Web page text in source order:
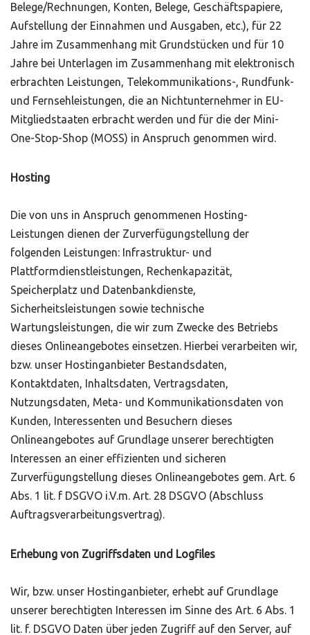
Belege/Rechnungen, Konten, Belege, Geschäftspapiere,
Aufstellung der Einnahmen und Ausgaben, etc.), für 22
Jahre im Zusammenhang mit Grundstücken und für 10
Jahre bei Unterlagen im Zusammenhang mit elektronisch
erbrachten Leistungen, Telekommunikations-, Rundfunk-
und Fernsehleistungen, die an Nichtunternehmer in EU-
Mitgliedstaaten erbracht werden und für die der Mini-
One-Stop-Shop (MOSS) in Anspruch genommen wird.
Hosting
Die von uns in Anspruch genommenen Hosting-
Leistungen dienen der Zurverfügungstellung der
folgenden Leistungen: Infrastruktur- und
Plattformdienstleistungen, Rechenkapazität,
Speicherplatz und Datenbankdienste,
Sicherheitsleistungen sowie technische
Wartungsleistungen, die wir zum Zwecke des Betriebs
dieses Onlineangebotes einsetzen. Hierbei verarbeiten wir,
bzw. unser Hostinganbieter Bestandsdaten,
Kontaktdaten, Inhaltsdaten, Vertragsdaten,
Nutzungsdaten, Meta- und Kommunikationsdaten von
Kunden, Interessenten und Besuchern dieses
Onlineangebotes auf Grundlage unserer berechtigten
Interessen an einer effizienten und sicheren
Zurverfügungstellung dieses Onlineangebotes gem. Art. 6
Abs. 1 lit. f DSGVO i.V.m. Art. 28 DSGVO (Abschluss
Auftragsverarbeitungsvertrag).
Erhebung von Zugriffsdaten und Logfiles
Wir, bzw. unser Hostinganbieter, erhebt auf Grundlage
unserer berechtigten Interessen im Sinne des Art. 6 Abs. 1
lit. f. DSGVO Daten über jeden Zugriff auf den Server, auf